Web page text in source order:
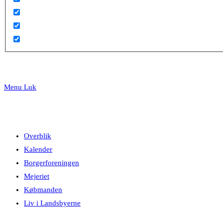
Menu Luk
Overblik
Kalender
Borgerforeningen
Mejeriet
Købmanden
Liv i Landsbyerne